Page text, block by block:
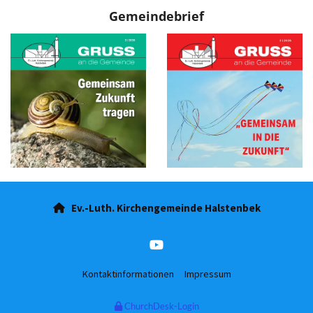
Gemeindebrief
Ev.-Luth. Kirchengemeinde Halstenbek
Kontaktinformationen Impressum
ChurchDesk-Login